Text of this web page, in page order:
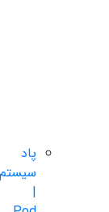
پاد
سیستم
|